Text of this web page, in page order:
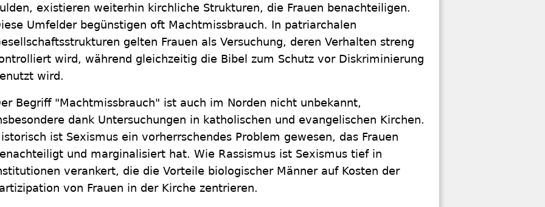
existieren weiterhin kirchliche Strukturen, die Frauen benachteiligen.
Umfelder begünstigen oft Machtmissbrauch. In patriarchalen
gelten Frauen als Versuchung, deren Verhalten streng
wird, während gleichzeitig die Bibel zum Schutz vor Diskriminierung
wird.
Begriff "Machtmissbrauch" ist auch im Norden nicht unbekannt,
dank Untersuchungen in katholischen und evangelischen Kirchen.
ist Sexismus ein vorherrschendes Problem gewesen, das Frauen
und marginalisiert hat. Wie Rassismus ist Sexismus tief in
verankert, die die Vorteile biologischer Männer auf Kosten der
von Frauen in der Kirche zentrieren.